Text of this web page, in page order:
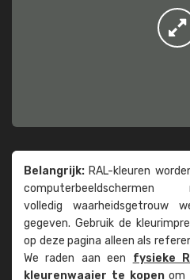
Belangrijk: RAL-kleuren
computer­beeld­schermen
volledig waarheids­­getrouw
gegeven. Gebruik de
op deze pagina alleen als
We raden aan een fysieke
kleuren­waaier te kopenom